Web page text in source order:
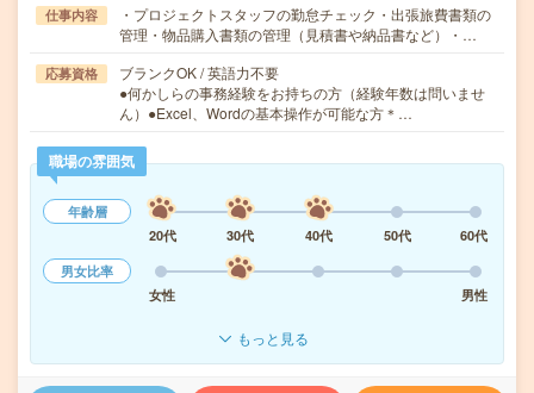
仕事内容
・プロジェクトスタッフの勤怠チェック・出張旅費書類の
管理・物品購入書類の管理（見積書や納品書など）・…
応募資格
ブランクOK / 英語力不要
●何かしらの事務経験をお持ちの方（経験年数は問いませ
ん）●Excel、Wordの基本操作が可能な方＊…
職場の雰囲気
年齢層
20代
30代 40代 50代
60代
男女比率
女性
男性
もっと見る